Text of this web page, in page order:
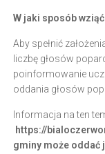
W jaki sposób
Aby spełnić
liczbę głosów
poinformowanie
oddania głosów
Informacja na ten
https://
gminy może oddać